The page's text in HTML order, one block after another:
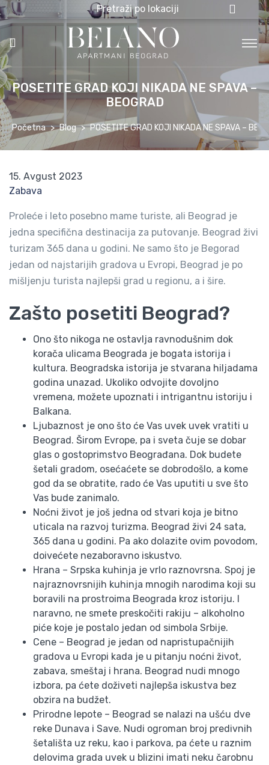
Pretraži po lokaciji
POSETITE GRAD KOJI NIKADA NE SPAVA –
BEOGRAD
Početna Blog POSETITE GRAD KOJI NIKADA NE SPAVA –
15. Avgust 2023
Zabava
Proleće i leto posebno mame turiste, ali Beograd je
jedna specifična destinacija za putovanje. Beograd živi
turizam 365 dana u godini. Ne samo što je Begorad
jedan od najstarijih gradova u Evropi, Beograd je po
mišljenju turista najlepši grad u regionu, a i šire.
Zašto posetiti Beograd?
Ono što nikoga ne ostavlja ravnodušnim dok
korača ulicama Beograda je bogata istorija i
kultura. Beogradska istorija je stvarana hiljadama
godina unazad. Ukoliko odvojite dovoljno
vremena, možete upoznati i intrigantnu istoriju i
Balkana.
Ljubaznost je ono što će Vas uvek uvek vratiti u
Beograd. Širom Evrope, pa i sveta čuje se dobar
glas o gostoprimstvo Beograđana. Dok budete
šetali gradom, osećaćete se dobrodošlo, a kome
god da se obratite, rado će Vas uputiti u sve što
Vas bude zanimalo.
Noćni život je još jedna od stvari koja je bitno
uticala na razvoj turizma. Beograd živi 24 sata,
365 dana u godini. Pa ako dolazite ovim povodom,
doivećete nezaboravno iskustvo.
Hrana – Srpska kuhinja je vrlo raznovrsna. Spoj je
najraznovrsnijih kuhinja mnogih narodima koji su
boravili na prostroima Beograda kroz istoriju. I
naravno, ne smete preskočiti rakiju – alkoholno
piće koje je postalo jedan od simbola Srbije.
Cene – Beograd je jedan od napristupačnijih
gradova u Evropi kada je u pitanju noćni život,
zabava, smeštaj i hrana. Beograd nudi mnogo
izbora, pa ćete doživeti najlepša iskustva bez
obzira na budžet.
Prirodne lepote – Beograd se nalazi na ušću dve
reke Dunava i Save. Nudi ogroman broj predivnih
šetališta uz reku, kao i parkova, pa ćete u raznim
delovima grada uvek u blizini imati neku čarobnu